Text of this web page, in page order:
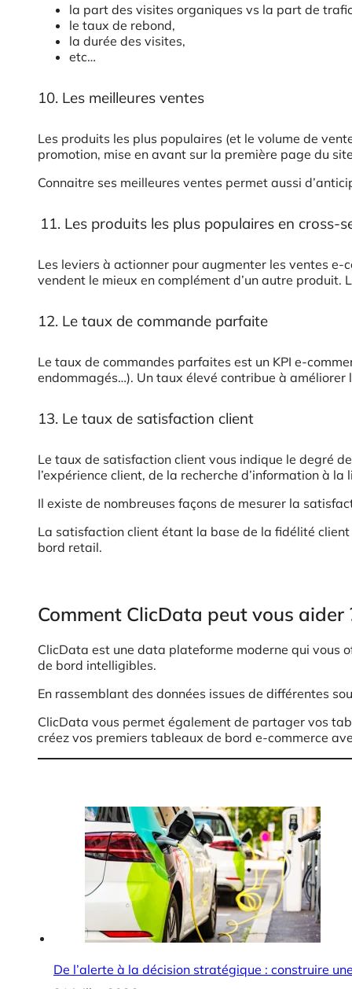
la part des visites organiques vs la part de
le taux de rebond,
la durée des visites,
etc…
10. Les meilleures ventes
Les produits les plus populaires (et le volume de
promotion, mise en avant sur la première page du
Connaitre ses meilleures ventes permet aussi
11. Les produits les plus populaires en cross-
Les leviers à actionner pour augmenter les ventes
vendent le mieux en complément d’un autre
12. Le taux de commande parfaite
Le taux de commandes parfaites est un KPI e-
endommagés…). Un taux élevé contribue à
13. Le taux de satisfaction client
Le taux de satisfaction client vous indique le degré
l’expérience client, de la recherche d’information à
Il existe de nombreuses façons de mesurer la
La satisfaction client étant la base de la fidélité
bord retail.
Comment ClicData peut vous aider
ClicData est une data plateforme moderne qui vous
de bord intelligibles.
En rassemblant des données issues de différentes
ClicData vous permet également de partager vos
créez vos premiers tableaux de bord e-commerce
De l’alerte à la décision stratégique : construire